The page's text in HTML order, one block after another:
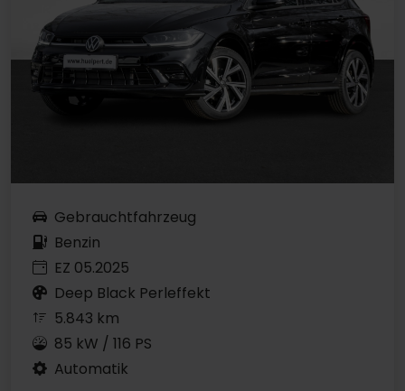
Gebrauchtfahrzeug
Benzin
EZ 05.2025
Deep Black Perleffekt
5.843 km
85 kW / 116 PS
Automatik